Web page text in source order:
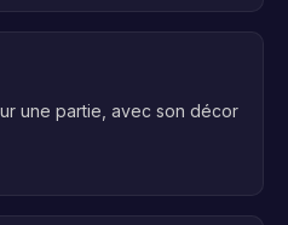
une partie, avec son décor